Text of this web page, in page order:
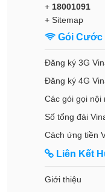
+ 18001091
+ Sitemap
Gói Cước
Đăng ký 3G
Đăng ký 4G
Các gói gọi nội
Số tổng đài
Cách ứng tiền
Liên Kết
Giới thiệu